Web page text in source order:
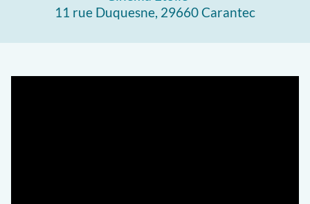
11 rue Duquesne, 29660 Carantec